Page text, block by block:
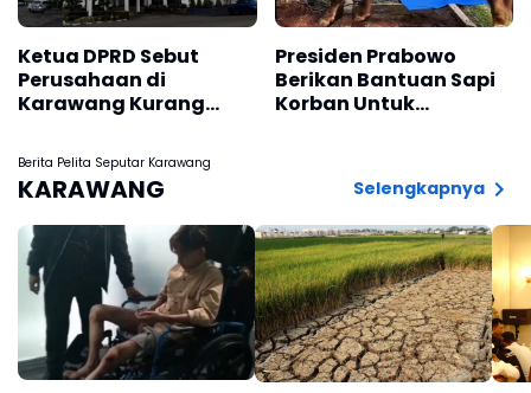
Ketua DPRD Sebut
Perusahaan di
Karawang Kurang
Presiden Prabowo
Berikan Bantuan Sapi
Korban Untuk
Berita Pelita Seputar Karawang
KARAWANG Selengkapnya